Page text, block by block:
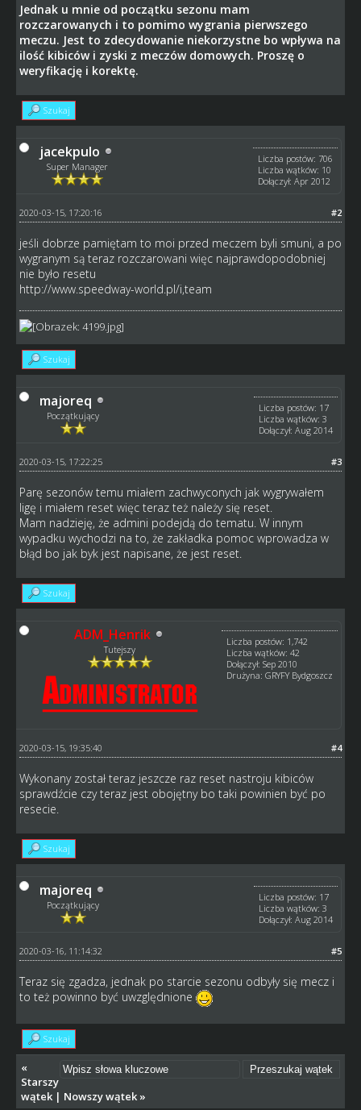
Jednak u mnie od początku sezonu mam
rozczarowanych i to pomimo wygrania pierwszego
meczu. Jest to zdecydowanie niekorzystne bo wpływa na
ilość kibiców i zyski z meczów domowych. Proszę o
weryfikację i korektę.
Szukaj
jacekpulo
Super Manager
Liczba postów: 706
Liczba wątków: 10
Dołączył: Apr 2012
#2
2020-03-15, 17:20:16
jeśli dobrze pamiętam to moi przed meczem byli smuni, a po
wygranym są teraz rozczarowani więc najprawdopodobniej
nie było resetu
http://www.speedway-world.pl/i,team
Szukaj
majoreq
Początkujący
Liczba postów: 17
Liczba wątków: 3
Dołączył: Aug 2014
#3
2020-03-15, 17:22:25
Parę sezonów temu miałem zachwyconych jak wygrywałem
ligę i miałem reset więc teraz też należy się reset.
Mam nadzieję, że admini podejdą do tematu. W innym
wypadku wychodzi na to, że zakładka pomoc wprowadza w
błąd bo jak byk jest napisane, że jest reset.
Szukaj
ADM_Henrik
Tutejszy
Liczba postów: 1,742
Liczba wątków: 42
Dołączył: Sep 2010
Drużyna: GRYFY Bydgoszcz
#4
2020-03-15, 19:35:40
Wykonany został teraz jeszcze raz reset nastroju kibiców
sprawdźcie czy teraz jest obojętny bo taki powinien być po
resecie.
Szukaj
majoreq
Początkujący
Liczba postów: 17
Liczba wątków: 3
Dołączył: Aug 2014
#5
2020-03-16, 11:14:32
Teraz się zgadza, jednak po starcie sezonu odbyły się mecz i
to też powinno być uwzględnione
Szukaj
«
Starszy
wątek| Nowszy wątek»